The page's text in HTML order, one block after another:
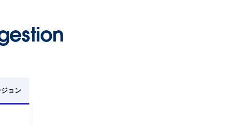
ョン